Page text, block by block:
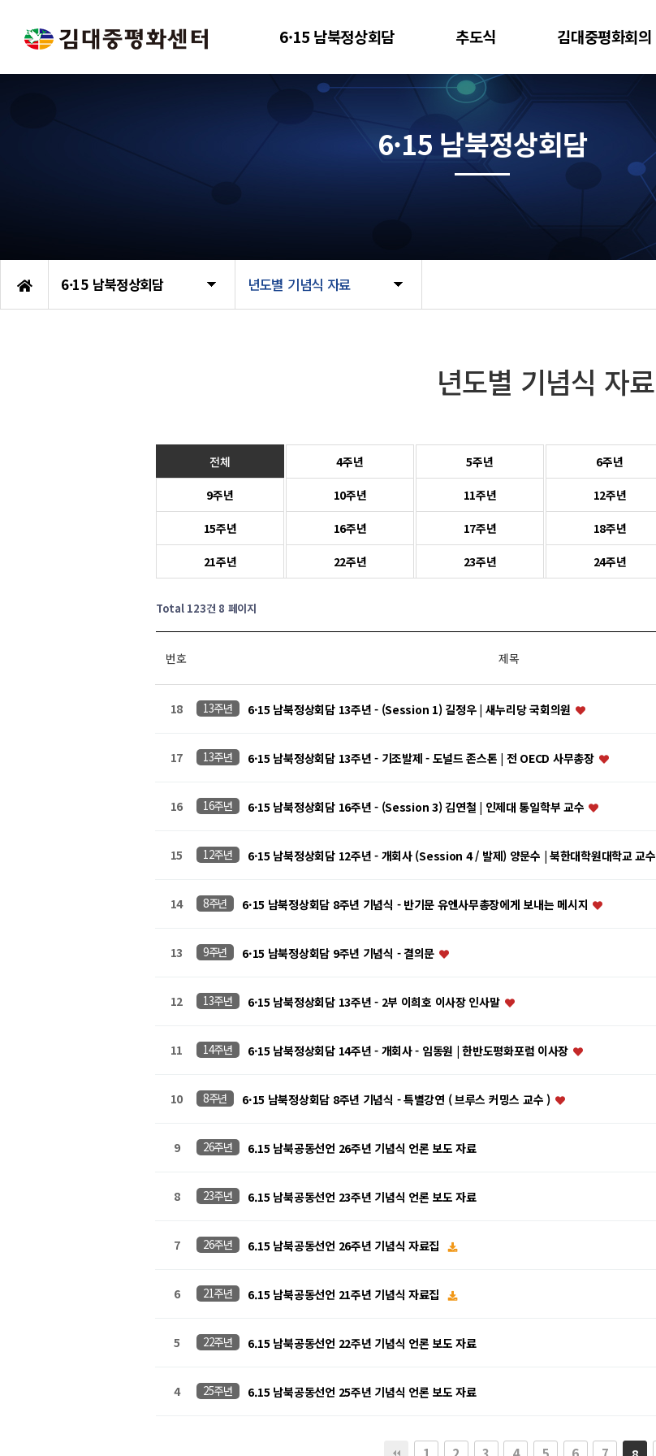
6·15 남북정상회담 추도식 김대중평화회의
6·15 남북정상회담 년도별 기념식 자료
6·15 남북정상회담
년도별 기념식 자료
전체 4주년 5주년 6주년
9주년 10주년 11주년 12주년
15주년 16주년 17주년 18주년
21주년 22주년 23주년 24주년
Total 123건8 페이지
번호 제목
18 13주년 6·15 남북정상회담 13주년 - (Session 1) 길정우 | 새누리당 국회의원
17 13주년 6·15 남북정상회담 13주년 - 기조발제 - 도널드 존스톤 | 전 OECD 사무총장
16 16주년 6·15 남북정상회담 16주년 - (Session 3) 김연철 | 인제대 통일학부 교수
15 12주년 6·15 남북정상회담 12주년 - 개회사 (Session 4 / 발제) 양문수 | 북한대학원대학교 교수
14 8주년 6·15 남북정상회담 8주년 기념식 - 반기문 유엔사무총장에게 보내는 메시지
13 9주년 6·15 남북정상회담 9주년 기념식 - 결의문
12 13주년 6·15 남북정상회담 13주년 - 2부 이희호 이사장 인사말
11 14주년 6·15 남북정상회담 14주년 - 개회사 - 임동원 | 한반도평화포럼 이사장
10 8주년 6·15 남북정상회담 8주년 기념식 - 특별강연 ( 브루스 커밍스 교수 )
9 26주년 6.15 남북공동선언 26주년 기념식 언론 보도 자료
8 23주년 6.15 남북공동선언 23주년 기념식 언론 보도 자료
7 26주년 6.15 남북공동선언 26주년 기념식 자료집
6 21주년 6.15 남북공동선언 21주년 기념식 자료집
5 22주년 6.15 남북공동선언 22주년 기념식 언론 보도 자료
4 25주년 6.15 남북공동선언 25주년 기념식 언론 보도 자료